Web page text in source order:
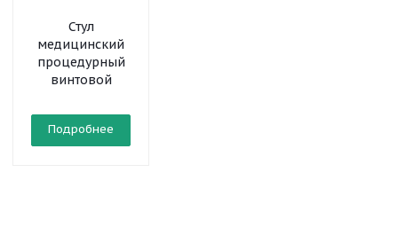
Стул
медицинский
процедурный
винтовой
Подробнее